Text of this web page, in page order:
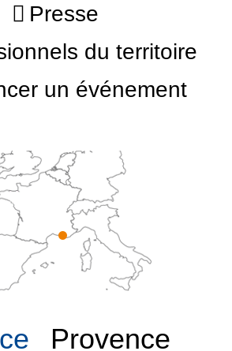
Presse
du territoire
un événement
Provence